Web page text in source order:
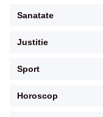
Sanatate
Justitie
Sport
Horoscop